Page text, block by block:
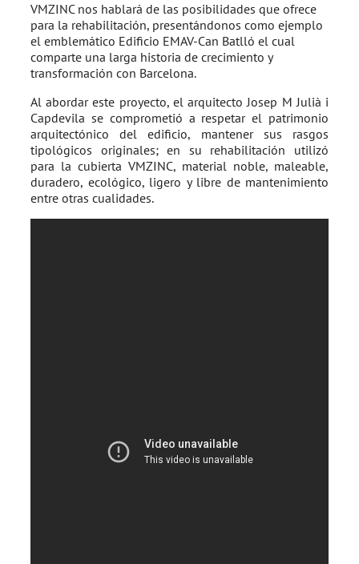
VMZINC nos hablará de las posibilidades que ofrece
para la rehabilitación, presentándonos como ejemplo
el emblemático Edificio EMAV-Can Batlló el cual
comparte una larga historia de crecimiento y
transformación con Barcelona.
Al abordar este proyecto, el arquitecto Josep M Julià i
Capdevila se comprometió a respetar el patrimonio
arquitectónico del edificio, mantener sus rasgos
tipológicos originales; en su rehabilitación utilizó
para la cubierta VMZINC, material noble, maleable,
duradero, ecológico, ligero y libre de mantenimiento
entre otras cualidades.